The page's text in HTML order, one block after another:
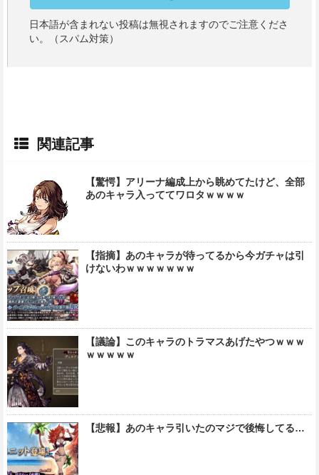
日本語が含まれない投稿は無視されますのでご注意くださ
い。（スパム対策）
関連記事
【驚愕】アリーナ編成上から眺めてたけど、全部
あのキャラ入っててワロタｗｗｗｗ
【指摘】あのキャラが待ってるから今ガチャは引
けないわｗｗｗｗｗｗｗ
【議論】このキャラのトラマスあげたやつｗｗｗ
ｗｗｗｗｗ
【悲報】あのキャラ引いたのマジで後悔してる…